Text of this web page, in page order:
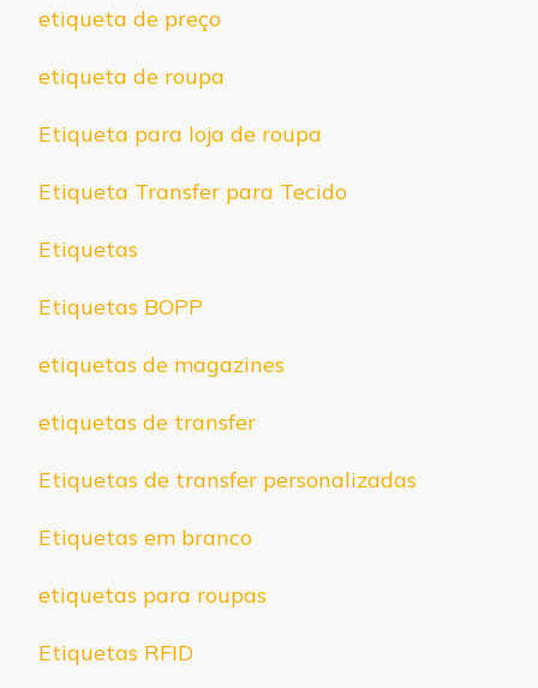
etiqueta de preço
etiqueta de roupa
Etiqueta para loja de roupa
Etiqueta Transfer para Tecido
Etiquetas
Etiquetas BOPP
etiquetas de magazines
etiquetas de transfer
Etiquetas de transfer personalizadas
Etiquetas em branco
etiquetas para roupas
Etiquetas RFID